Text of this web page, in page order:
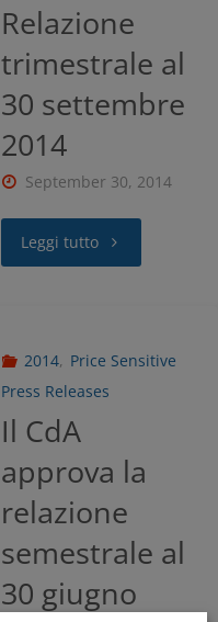
Relazione
trimestrale al
30 settembre
2014
September 30, 2014
Leggi tutto
2014, Price Sensitive
Press Releases
Il CdA
approva la
relazione
semestrale al
30 giugno